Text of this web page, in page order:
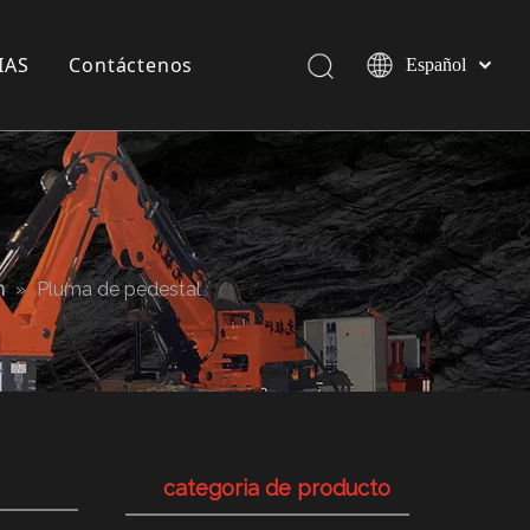
Contáctenos
Español
English
» Pluma de pedestal
categoria de producto